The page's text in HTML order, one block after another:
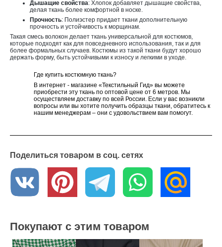
Дышащие свойства: Хлопок добавляет дышащие свойства,
делая ткань более комфортной в носке.
Прочность: Полиэстер придает ткани дополнительную
прочность и устойчивость к морщинам.
Такая смесь волокон делает ткань универсальной для костюмов,
которые подходят как для повседневного использования, так и для
более формальных случаев. Костюмы из такой ткани будут хорошо
держать форму, быть устойчивыми к износу и легкими в уходе.
Где купить костюмную ткань?
В интернет - магазине «Текстильный Гид» вы можете
приобрести эту ткань по оптовой цене от 6 метров. Мы
осуществляем доставку по всей России. Если у вас возникли
вопросы или вы хотите получить образцы ткани, обратитесь к
нашим менеджерам – они с удовольствием вам помогут.
Поделиться товаром в соц. сетях
Покупают с этим товаром